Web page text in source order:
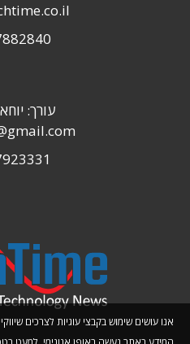
אנו עושים שימוש בקבצי עוגיות לצרכים
עורך: